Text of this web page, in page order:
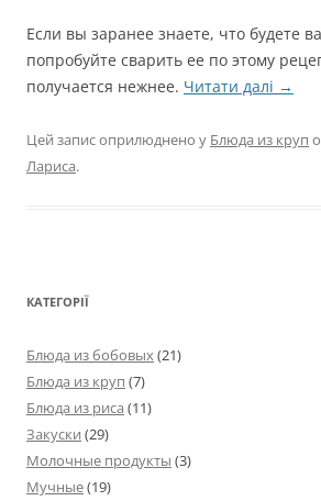
Если вы заранее знаете, что будете
попробуйте сварить ее по этому
получается нежнее. Читати далі →
Цей запис оприлюднено у Блюда из круп о
Лариса.
КАТЕГОРІЇ
Блюда из бобовых(21)
Блюда из круп (7)
Блюда из риса (11)
Закуски (29)
Молочные продукты (3)
Мучные(19)